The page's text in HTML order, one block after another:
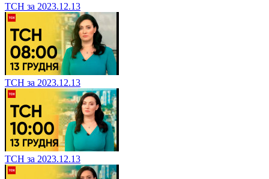
ТСН за 2023.12.13
ТСН за 2023.12.13
ТСН за 2023.12.13